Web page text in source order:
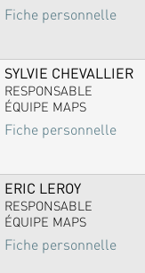
Fiche personnelle
SYLVIE CHEVALLIER
RESPONSABLE
ÉQUIPE MAPS
Fiche personnelle
ERIC LEROY
RESPONSABLE
ÉQUIPE MAPS
Fiche personnelle